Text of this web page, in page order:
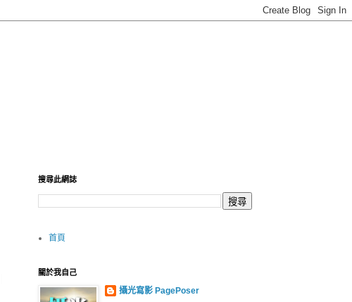
搜尋此網誌
首頁
關於我自己
攝光寫影 PagePoser